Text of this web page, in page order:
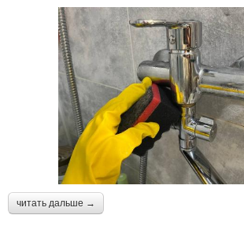
читать дальше →